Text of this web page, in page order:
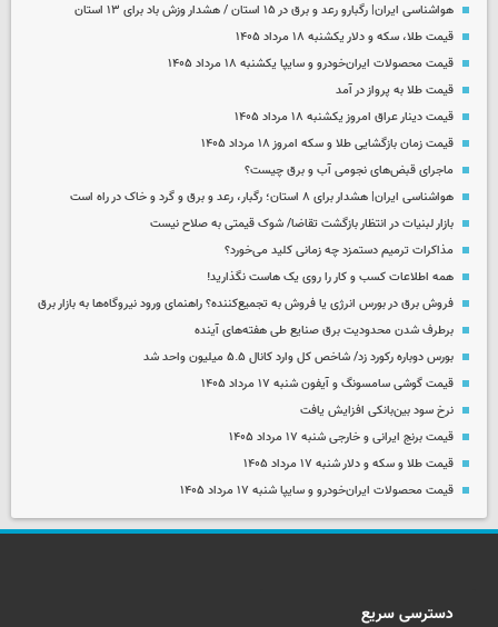
هواشناسی ایران| رگبارو رعد و برق در ۱۵ استان / هشدار وزش باد برای ۱۳ استان‌
قیمت طلا، سکه و دلار یکشنبه ۱۸ مرداد ۱۴۰۵
قیمت محصولات ایران‌خودرو و سایپا یکشنبه ۱۸ مرداد ۱۴۰۵
قیمت طلا به پرواز در آمد
قیمت دینار عراق امروز یکشنبه ۱۸ مرداد ۱۴۰۵
قیمت زمان بازگشایی طلا و سکه امروز ۱۸ مرداد ۱۴۰۵
ماجرای قبض‌های نجومی آب و برق چیست؟
هواشناسی ایران| هشدار برای ۸ استان؛ رگبار، رعد و برق و گرد و خاک در راه است
بازار لبنیات در انتظار بازگشت تقاضا/ شوک قیمتی به صلاح نیست
مذاکرات ترمیم دستمزد چه زمانی کلید می‌خورد؟
همه اطلاعات کسب‌ و کار را روی یک هاست نگذارید!
فروش برق در بورس انرژی یا فروش به تجمیع‌کننده؟ راهنمای ورود نیروگاه‌ها به بازار برق
برطرف شدن محدودیت‌ برق صنایع طی هفته‌های آینده
بورس دوباره رکورد زد/ شاخص کل وارد کانال ۵.۵ میلیون واحد شد
قیمت گوشی سامسونگ و آیفون شنبه ۱۷ مرداد ۱۴۰۵
نرخ سود بین‌بانکی افزایش یافت
قیمت برنج ایرانی و خارجی شنبه ۱۷ مرداد ۱۴۰۵
قیمت طلا و سکه و دلار شنبه ۱۷ مرداد ۱۴۰۵
قیمت محصولات ایران‌خودرو و سایپا شنبه ۱۷ مرداد ۱۴۰۵
دسترسی سریع